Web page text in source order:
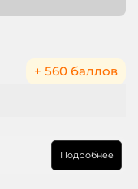
+ 560 баллов
Подробнее